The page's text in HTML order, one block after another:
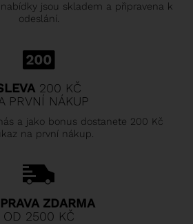
jsou skladem a připravena k
odeslání.
200 KČ
PRVNÍ NÁKUP
a jako bonus dostanete 200 Kč
na první nákup.
ZDARMA
OD 2500 KČ